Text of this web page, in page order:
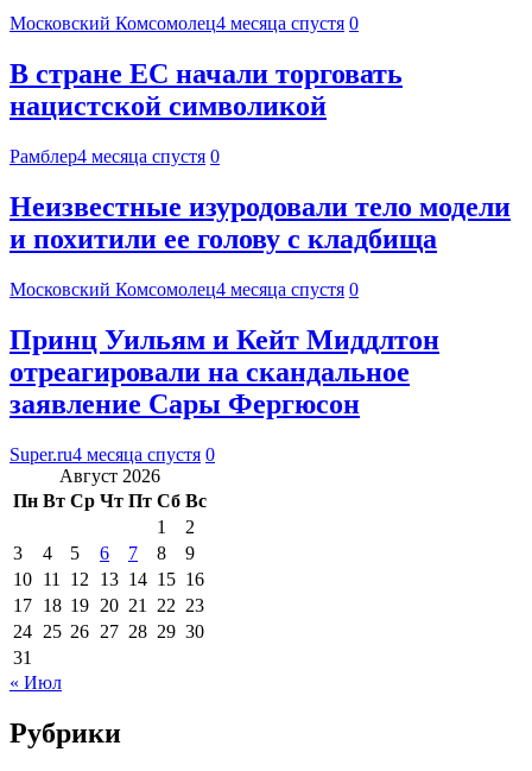
Московский Комсомолец4 месяца спустя 0
В стране ЕС начали торговать
нацистской символикой
Рамблер4 месяца спустя 0
Неизвестные изуродовали тело модели
и похитили ее голову с кладбища
Московский Комсомолец4 месяца спустя 0
Принц Уильям и Кейт Миддлтон
отреагировали на скандальное
заявление Сары Фергюсон
Super.ru4 месяца спустя 0
Август 2026
Пн Вт Ср Чт Пт Сб Вс
1
2
3
4 5 6 7 8
9
10 11 12 13 14 15 16
17 18 19 20 21 22 23
24 25 26 27 28 29 30
31
« Июл
Рубрики